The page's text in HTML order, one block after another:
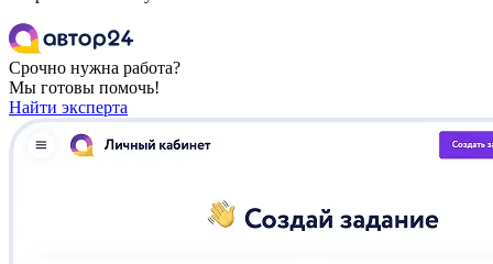
Срочно нужна работа?
Мы готовы помочь!
Найти эксперта